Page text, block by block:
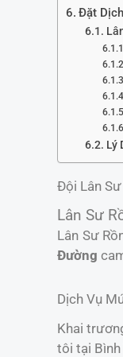
Đặt
Lý
Đội Lân
Lân Sư
Lân Sư
Đường
Dịch Vụ
Khai
tôi tại